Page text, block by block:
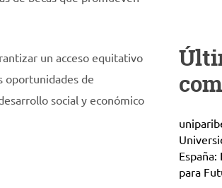
un acceso equitativo
oportunidades de
social y económico
para